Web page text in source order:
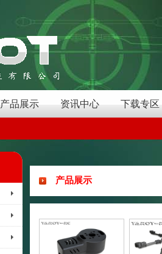
产品展示 资讯中心 下载专区
产品展示